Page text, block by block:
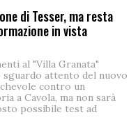
di Tesser, ma resta
in vista
al "Villa Granata"
attento del nuovo
contro un
a Cavola, ma non sarà
possibile test ad